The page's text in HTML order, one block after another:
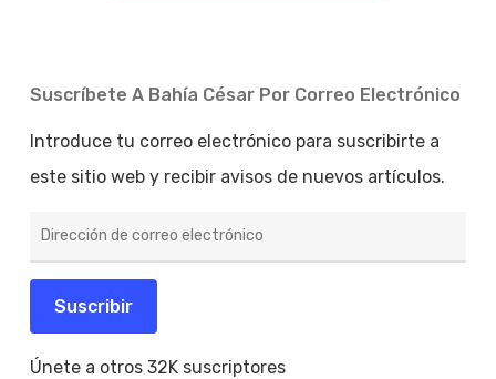
Suscríbete A Bahía César Por Correo Electrónico
Introduce tu correo electrónico para suscribirte a
este sitio web y recibir avisos de nuevos artículos.
de
electrónico
Suscribir
Únete a otros 32K suscriptores